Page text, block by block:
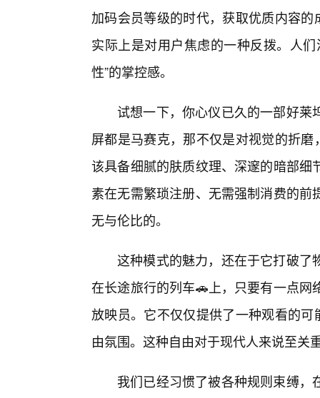
加码会员等级的时代，获取优质内容
实际上是对用户焦虑的一种反拨。人
性”的掌控感。
试想一下，你心仪已久的一部好莱
屏都是马赛克，那不仅是对视觉的折
该具备细腻的肤质纹理、深邃的暗部
素在无需繁琐注册、无需强制消费的
无与伦比的。
这种模式的魅力，还在于它打破了
在长途旅行的列车🚗上，只要有一点
放映员。它不仅仅提供了一种观看的
由氛围。这种自由对于现代人来说至关
我们已经习惯了被各种规则束缚